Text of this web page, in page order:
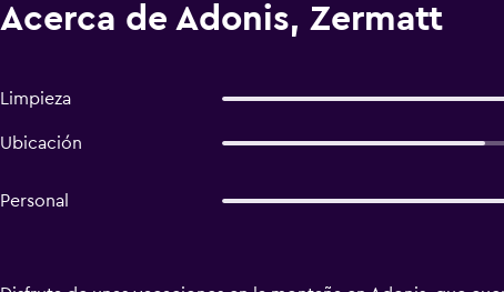
Acerca de Adonis, Zermatt
Limpieza
Ubicación
Personal